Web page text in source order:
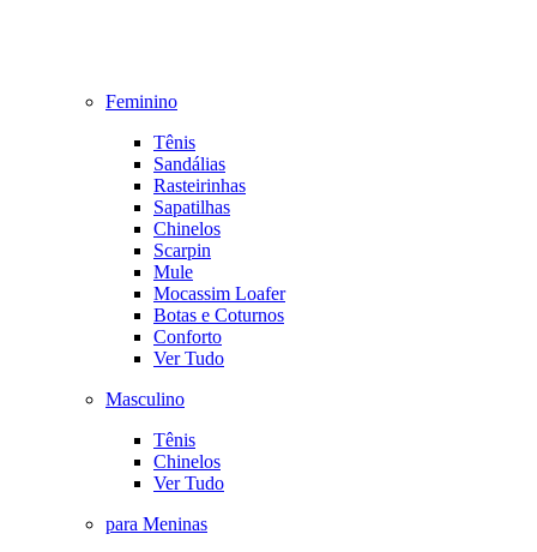
Feminino
Tênis
Sandálias
Rasteirinhas
Sapatilhas
Chinelos
Scarpin
Mule
Mocassim Loafer
Botas e Coturnos
Conforto
Ver Tudo
Masculino
Tênis
Chinelos
Ver Tudo
para Meninas